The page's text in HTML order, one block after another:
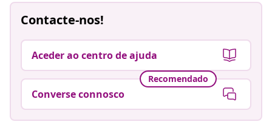
Contacte-nos!
Aceder ao centro de ajuda
Recomendado
Converse connosco